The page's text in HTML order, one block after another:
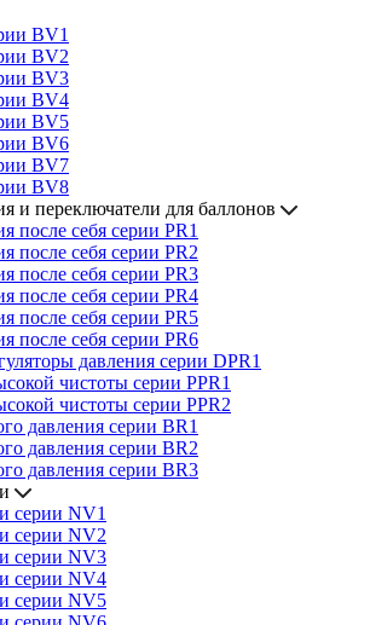
BV1
BV2
BV3
BV4
BV5
BV6
BV7
BV8
и переключатели для баллонов
после себя серии PR1
после себя серии PR2
после себя серии PR3
после себя серии PR4
после себя серии PR5
после себя серии PR6
давления серии DPR1
чистоты серии PPR1
чистоты серии PPR2
давления серии BR1
давления серии BR2
давления серии BR3
серии NV1
серии NV2
серии NV3
серии NV4
серии NV5